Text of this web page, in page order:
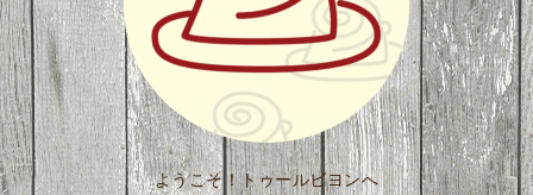
ようこそ！トゥールビヨンへ